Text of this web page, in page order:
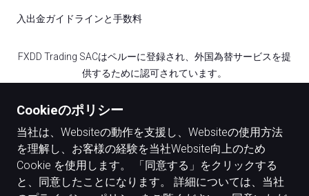
入出金ガイドラインと手数料
FXDD Trading SACはペルーに登録され、外国為替サービスを提
供するために認可されています。
よび送金を提供するために認可されたMoney Serviceビジネスラ
イセンスの保持しており、企業登録番号はBC1348842です。
Cookieのポリシー
当社は、Websiteの動作を支援し、Websiteの使用方法
を理解し、お客様の経験を当社Website向上のため
Cookie を使用します。 「同意する」をクリックする
と、同意したことになります。 詳細については、当社